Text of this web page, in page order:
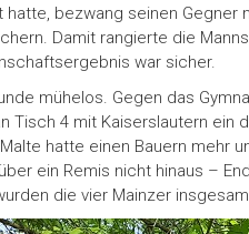
bezwang seinen
Damit rangierte die
war sicher.
mühelos. Gegen das
Tisch 4 mit Kaiserslautern ein
hatte einen Bauern
ein Remis nicht hinaus –
die vier Mainzer